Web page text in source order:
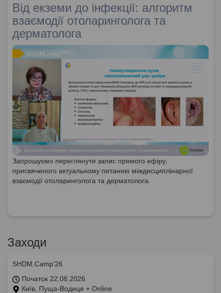
Від екземи до інфекції: алгоритм
взаємодії отоларинголога та
дерматолога
Запрошуємо переглянути запис прямого ефіру,
присвяченого актуальному питанню міждисциплінарної
взаємодії отоларинголога та дерматолога.
Заходи
SHDM.Camp’26
Початок 22.08.2026
Київ, Пуща-Водиця + Online